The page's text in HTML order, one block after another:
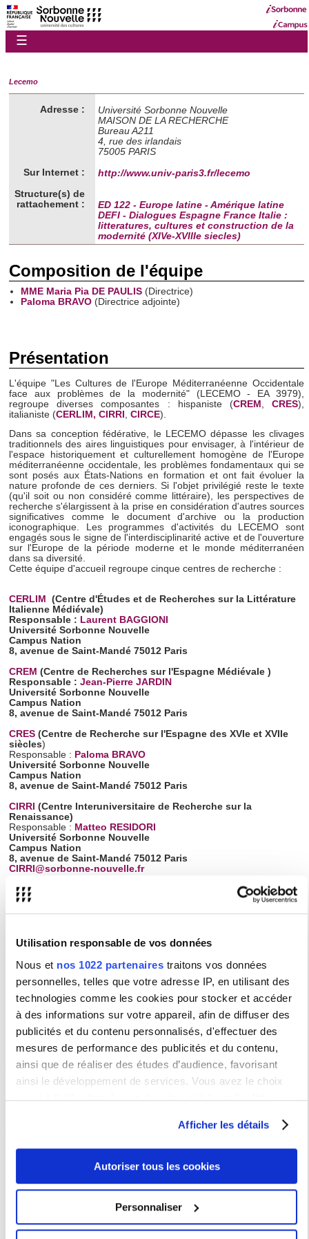
Utilisation responsable de vos données
Nous et nos 1022 partenaires traitons vos données
personnelles, telles que votre adresse IP, en utilisant des
technologies comme les cookies pour stocker et accéder
à des informations sur votre appareil, afin de diffuser des
publicités et du contenu personnalisés, d'effectuer des
mesures de performance des publicités et du contenu,
ainsi que de réaliser des études d’audience, favorisant
ainsi le développement de services. Vous avez le choix
quant à l'utilisation de vos données et à leurs finalités.
moment en consultant la Déclaration relative aux cookies
ou en cliquant sur l'icône de confidentialité.
Si vous le permettez, nous aimerions également :
géographique qui peuvent être précises à plusieurs
mètres près
Afficher les détails
Autoriser tous les cookies
Personnaliser
☰
Lecemo
Adresse :
Université Sorbonne Nouvelle
MAISON DE LA RECHERCHE
Bureau A211
4, rue des irlandais
75005 PARIS
Sur Internet :
http://www.univ-paris3.fr/lecemo
Structure(s) de
rattachement :
ED 122 - Europe latine - Amérique latine
DEFI - Dialogues Espagne France Italie :
litteratures, cultures et construction de la
modernité (XIVe-XVIIIe siecles)
Composition de l'équipe
MME Maria Pia DE PAULIS (Directrice)
Paloma BRAVO (Directrice adjointe)
Présentation
L'équipe "Les Cultures de l'Europe Méditerranéenne Occidentale
face aux problèmes de la modernité" (LECEMO - EA 3979),
regroupe diverses composantes : hispaniste (CREM ,CRES),
italianiste (CERLIM, CIRRI CIRCE).
Dans sa conception fédérative, le LECEMO dépasse les clivages
traditionnels des aires linguistiques pour envisager, à l'intérieur de
l'espace historiquement et culturellement homogène de l'Europe
méditerranéenne occidentale, les problèmes fondamentaux qui se
sont posés aux États-Nations en formation et ont fait évoluer la
nature profonde de ces derniers. Si l'objet privilégié reste le texte
(qu'il soit ou non considéré comme littéraire), les perspectives de
recherche s'élargissent à la prise en considération d'autres sources
significatives comme le document d'archive ou la production
iconographique. Les programmes d'activités du LECEMO sont
engagés sous le signe de l'interdisciplinarité active et de l'ouverture
sur l'Europe de la période moderne et le monde méditerranéen
dans sa diversité.
Cette équipe d'accueil regroupe cinque centres de recherche :
CERLIM
(Centre d'Études et de Recherches sur la Littérature
Italienne Médiévale)
Responsable : Laurent BAGGIONI
Université Sorbonne Nouvelle
Campus Nation
8, avenue de Saint-Mandé 75012 Paris
CREM (Centre de Recherches sur l'Espagne Médiévale )
Responsable : Jean-Pierre JARDIN
Université Sorbonne Nouvelle
Campus Nation
8, avenue de Saint-Mandé 75012 Paris
CRES (Centre de Recherche sur l'Espagne des XVIe et XVIIe
siècles)
Responsable : Paloma BRAVO
Université Sorbonne Nouvelle
Campus Nation
8, avenue de Saint-Mandé 75012 Paris
CIRRI (Centre Interuniversitaire de Recherche sur la
Renaissance)
Responsable : Matteo RESIDORI
Université Sorbonne Nouvelle
Campus Nation
8, avenue de Saint-Mandé 75012 Paris
CIRRI@sorbonne-nouvelle.fr
CIRCE
(Centre Interdisciplinaire de Recherche sur la Culture
des Échanges )
8, avenue de Saint-Mandé 75012 Paris
Le CIRCE a été fondé par Jean-Charles Vegliante en 1987.
Pour visualiser la base de données du site d'origine, cliquez
Identifiant ROR
020z5t515
AMRANI Sarah
BAGGIONI Laurent
BELVISO Francesca